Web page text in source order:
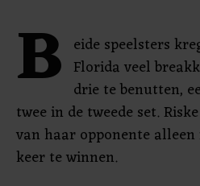
B eide speelsters
Florida veel
drie te benutten,
twee in de tweede set.
van haar opponente alleen
keer te winnen.